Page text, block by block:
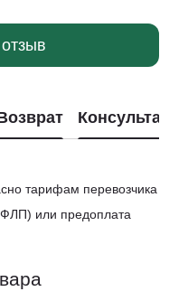
перевозчика
или предоплата